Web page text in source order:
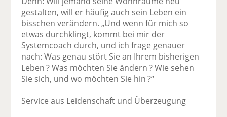
gestalten, will er häufig auch sein Leben ein
bisschen verändern. „Und wenn für mich so
etwas durchklingt, kommt bei mir der
Systemcoach durch, und ich frage genauer
nach: Was genau stört Sie an Ihrem bisherigen
Leben ? Was möchten Sie ändern ? Wie sehen
Sie sich, und wo möchten Sie hin ?“
Service aus Leidenschaft und Überzeugung